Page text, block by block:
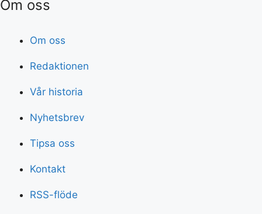
Om oss
Om oss
Redaktionen
Vår historia
Nyhetsbrev
Tipsa oss
Kontakt
RSS-flöde